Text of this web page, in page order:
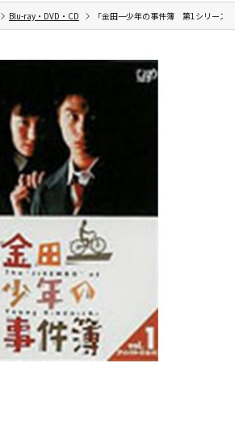
Blu-ray・DVD・CD 「金田一少年の事件簿 第1シリーズ